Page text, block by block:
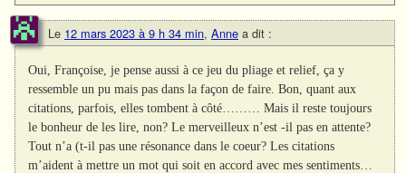
Le 12 mars 2023 à 9 h 34 min, Anne a dit :
Oui, Françoise, je pense aussi à ce jeu du pliage et relief, ça y
ressemble un pu mais pas dans la façon de faire. Bon, quant aux
citations, parfois, elles tombent à côté……… Mais il reste toujours
le bonheur de les lire, non? Le merveilleux n’est -il pas en attente?
Tout n’a (t-il pas une résonance dans le coeur? Les citations
m’aident à mettre un mot qui soit en accord avec mes sentiments…